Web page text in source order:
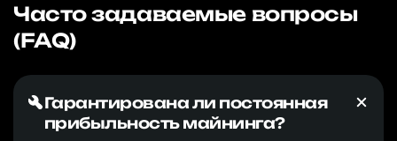
Часто задаваемые вопросы
(FAQ)
Гарантирована ли постоянная
прибыльность майнинга?